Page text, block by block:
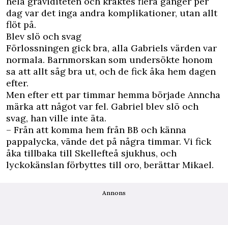
dag var det inga andra komplikationer, utan allt
flöt på.
Blev slö och svag
Förlossningen gick bra, alla Gabriels värden var
normala. Barnmorskan som undersökte honom
sa att allt såg bra ut, och de fick åka hem dagen
efter.
Men efter ett par timmar hemma började Anncha
märka att något var fel. Gabriel blev slö och
svag, han ville inte äta.
– Från att komma hem från BB och känna
pappalycka, vände det på några timmar. Vi fick
åka tillbaka till Skellefteå sjukhus, och
lyckokänslan förbyttes till oro, berättar Mikael.
Annons